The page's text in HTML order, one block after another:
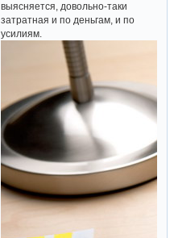
выясняется, довольно-таки
затратная и по деньгам, и по
усилиям.